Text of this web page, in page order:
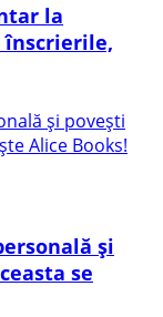
la
înscrierile,
și
se